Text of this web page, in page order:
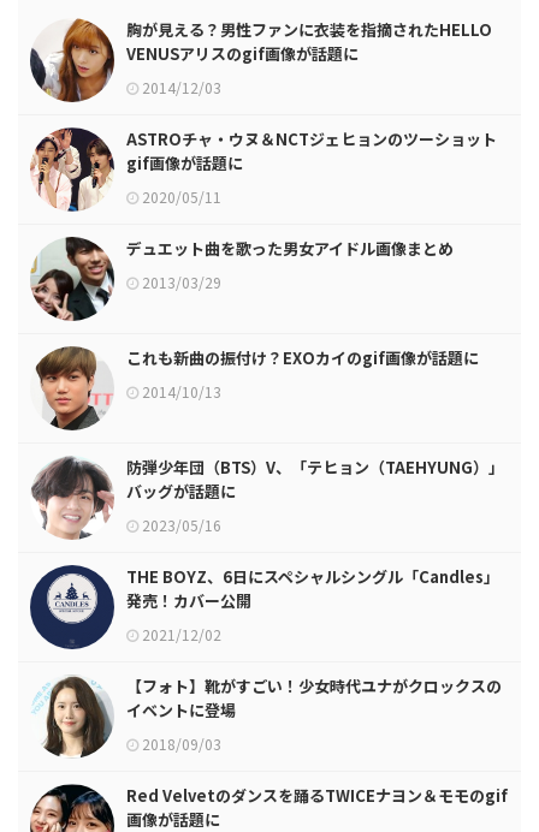
胸が見える？男性ファンに衣装を指摘されたHELLO
VENUSアリスのgif画像が話題に
2014/12/03
ASTROチャ・ウヌ＆NCTジェヒョンのツーショット
gif画像が話題に
2020/05/11
デュエット曲を歌った男女アイドル画像まとめ
2013/03/29
これも新曲の振付け？EXOカイのgif画像が話題に
2014/10/13
防弾少年団（BTS）V、「テヒョン（TAEHYUNG）」
バッグが話題に
2023/05/16
THE BOYZ、6日にスペシャルシングル「Candles」
発売！カバー公開
2021/12/02
【フォト】靴がすごい！少女時代ユナがクロックスの
イベントに登場
2018/09/03
Red Velvetのダンスを踊るTWICEナヨン＆モモのgif
画像が話題に